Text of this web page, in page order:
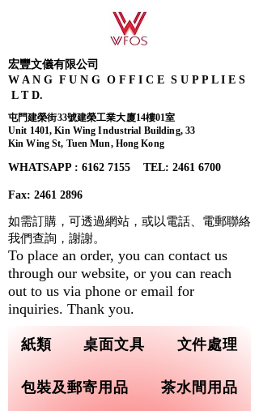
宏豐文儀有限公司
W A N G F U N G O F F I C E S U P P L I E S
L T D.
屯門建榮街33號建榮工業大廈14樓01室
Unit 1401, Kin Wing Industrial Building, 33
Kin Wing St, Tuen Mun, Hong Kong
WHATSAPP : 6162 7155​ TEL: 2461 6700
Fax: 2461 2896
紙類 桌面文具 文件處理
包裝及郵寄用品 茶水間用品
如需訂購，可透過網站，或以電話、電郵聯絡
我們查詢， 謝謝。
To place an order, you can contact us
through our website, or you can reach
out to us via phone or email for
inquiries. Thank you.